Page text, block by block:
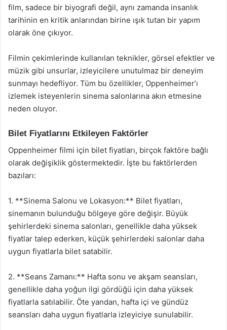
film, sadece bir biyografi değil, aynı zamanda insanlık
tarihinin en kritik anlarından birine ışık tutan bir yapım
olarak öne çıkıyor.
Filmin çekimlerinde kullanılan teknikler, görsel efektler ve
müzik gibi unsurlar, izleyicilere unutulmaz bir deneyim
sunmayı hedefliyor. Tüm bu özellikler, Oppenheimer’ı
izlemek isteyenlerin sinema salonlarına akın etmesine
neden oluyor.
Bilet Fiyatlarını Etkileyen Faktörler
Oppenheimer filmi için bilet fiyatları, birçok faktöre bağlı
olarak değişiklik göstermektedir. İşte bu faktörlerden
bazıları:
1. **Sinema Salonu ve Lokasyon:** Bilet fiyatları,
sinemanın bulunduğu bölgeye göre değişir. Büyük
şehirlerdeki sinema salonları, genellikle daha yüksek
fiyatlar talep ederken, küçük şehirlerdeki salonlar daha
uygun fiyatlarla bilet satabilir.
2. **Seans Zamanı:** Hafta sonu ve akşam seansları,
genellikle daha yoğun ilgi gördüğü için daha yüksek
fiyatlarla satılabilir. Öte yandan, hafta içi ve gündüz
seansları daha uygun fiyatlarla izleyiciye sunulabilir.